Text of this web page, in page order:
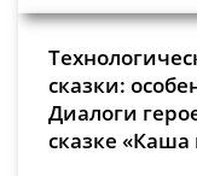
сказки:
Диалоги
сказке «Каша